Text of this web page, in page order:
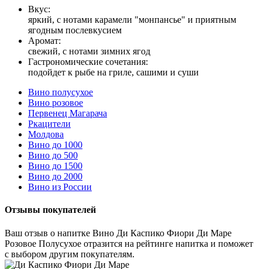
Вкус:
яркий, с нотами карамели "монпансье" и приятным
ягодным послевкусием
Аромат:
свежий, с нотами зимних ягод
Гастрономические сочетания:
подойдет к рыбе на гриле, сашими и суши
Вино полусухое
Вино розовое
Первенец Магарача
Ркацители
Молдова
Вино до 1000
Вино до 500
Вино до 1500
Вино до 2000
Вино из России
Отзывы покупателей
Ваш отзыв о напитке Вино Ди Каспико Фиори Ди Маре
Розовое Полусухое отразится на рейтинге напитка и поможет
с выбором другим покупателям.